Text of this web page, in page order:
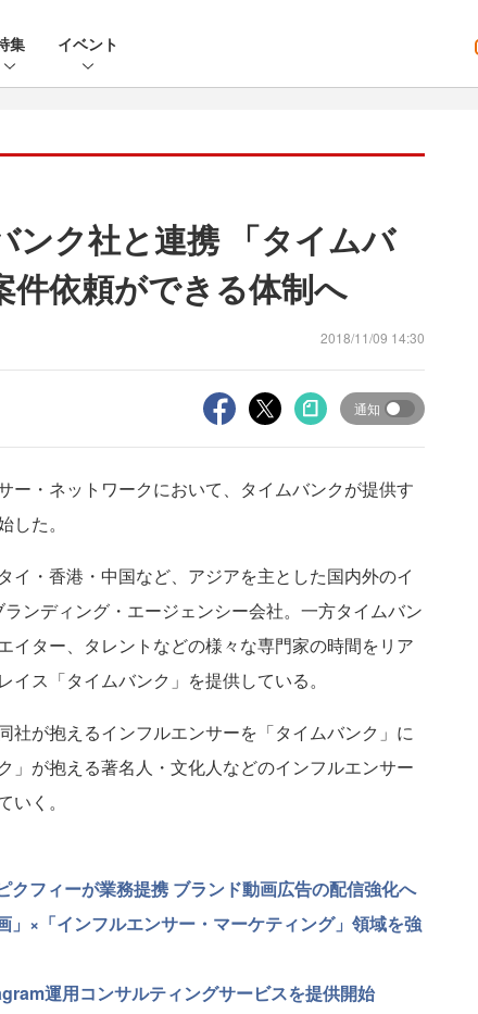
集 イベント
ンク社と連携 「タイムバ
件依頼ができる体制へ
2018/11/09 14:30
通知
・ネットワークにおいて、タイムバンクが提供す
た。
・香港・中国など、アジアを主とした国内外のイ
ンディング・エージェンシー会社。一方タイムバン
イター、タレントなどの様々な専門家の時間をリア
ス「タイムバンク」を提供している。
が抱えるインフルエンサーを「タイムバンク」に
」が抱える著名人・文化人などのインフルエンサー
く。
クフィーが業務提携 ブランド動画広告の配信強化へ
×「インフルエンサー・マーケティング」領域を強
運用コンサルティングサービスを提供開始